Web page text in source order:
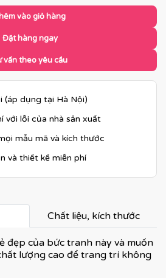
vào giỏ hàng
Đặt hàng ngay
vấn theo yêu cầu
(áp dụng tại Hà Nội)
với lỗi của nhà sản xuất
mẫu mã và kích thước
và thiết kế miễn phí
Chất liệu, kích thước
đẹp của bức tranh này và muốn
lượng cao để trang trí không